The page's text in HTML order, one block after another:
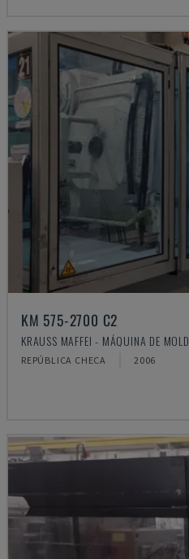
KM 575-2700 C2
KRAUSS MAFFEI - MÁQUINA DE
REPÚBLICA CHECA 2006